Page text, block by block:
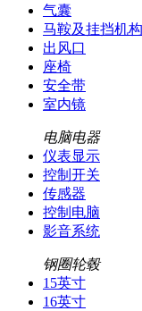
气囊
马鞍及挂挡机构
出风口
座椅
安全带
室内镜
电脑电器
仪表显示
控制开关
传感器
控制电脑
影音系统
钢圈轮毂
15英寸
16英寸